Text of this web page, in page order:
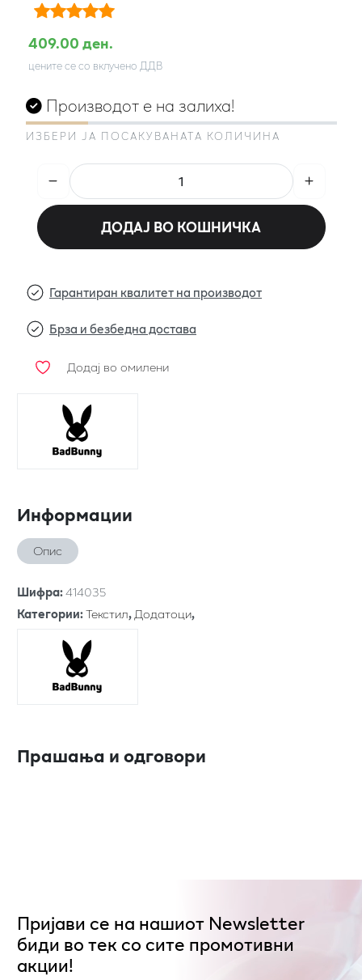
409.00 ден.
цените се со вклучено ДДВ
Производот е на залиха!
ИЗБЕРИ ЈА ПОСАКУВАНАТА КОЛИЧИНА
ДОДАЈ ВО КОШНИЧКА
Гарантиран квалитет на производот
Брза и безбедна достава
Додај во омилени
Информации
Опис
Шифра:414035
Категории:Текстил,Додатоци,
Прашања и одговори
Пријави се на нашиот Newsletter
биди во тек со сите промотивни
акции!